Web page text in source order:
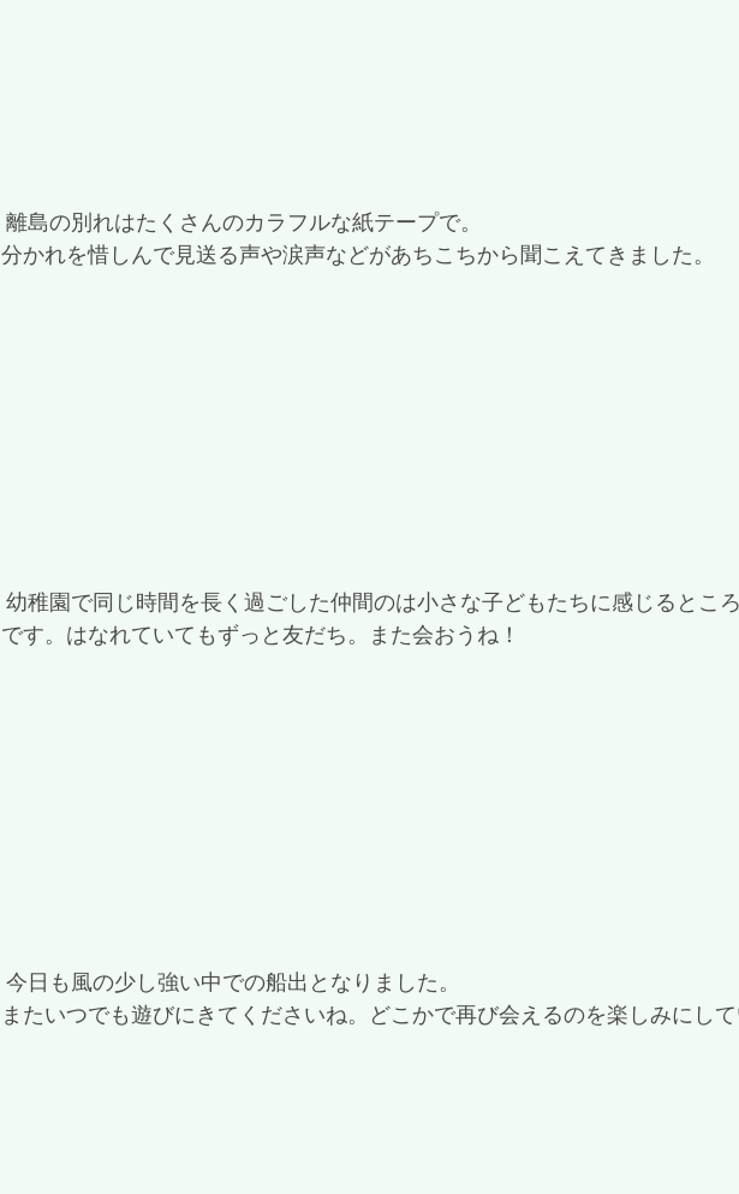
離島の別れはたくさんのカラフルな紙テープで。
分かれを惜しんで見送る声や涙声などがあちこちから聞こえてきました。
です。はなれていてもずっと友だち。また会おうね！
今日も風の少し強い中での船出となりました。
またいつでも遊びにきてくださいね。どこかで再び会えるのを楽しみにし